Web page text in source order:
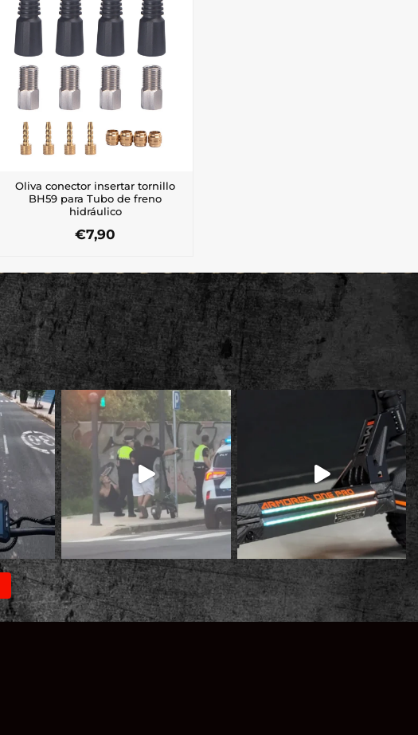
Oliva conector insertar tornillo
BH59 para Tubo de freno
hidráulico
€7,90